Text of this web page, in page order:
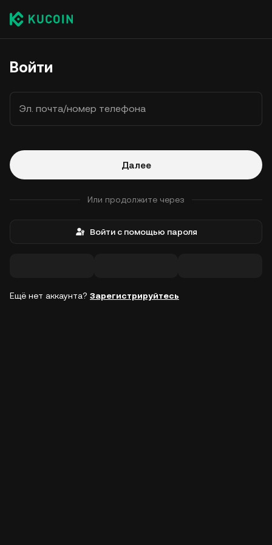
Войти
Эл. почта/номер телефона
Далее
Или продолжите через
Войти с помощью пароля
Ещё нет аккаунта? Зарегистрируйтесь